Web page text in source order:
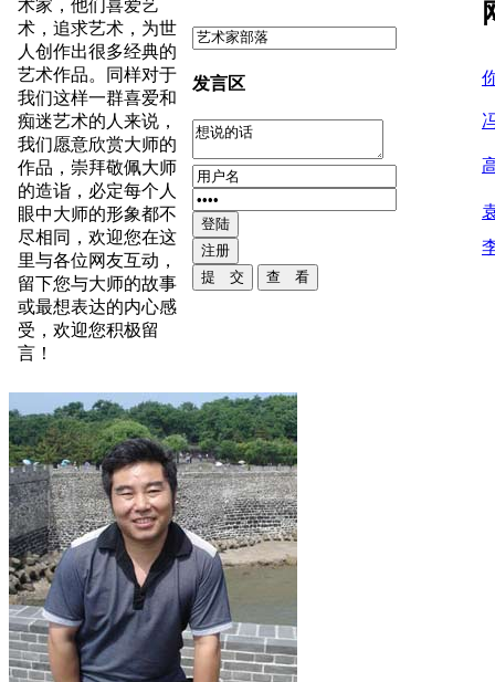
术家，他们喜爱艺
术，追求艺术，为世
人创作出很多经典的
艺术作品。同样对于
我们这样一群喜爱和
痴迷艺术的人来说，
我们愿意欣赏大师的
作品，崇拜敬佩大师
的造诣，必定每个人
眼中大师的形象都不
尽相同，欢迎您在这
里与各位网友互动，
留下您与大师的故事
或最想表达的内心感
受，欢迎您积极留
言！
发言区